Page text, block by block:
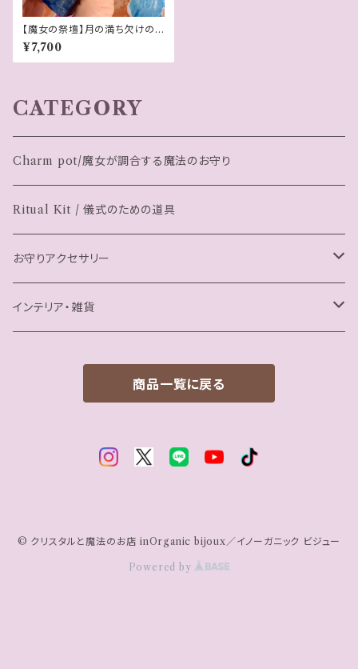
【魔女の祭壇】月の満ち欠けのソ
ーダライト ポイントタワー B
¥7,700
CATEGORY
Charm pot/魔女が調合する魔法のお守り
Ritual Kit / 儀式のための道具
お守りアクセサリー
ブレスレット
インテリア・雑貨
魔女の魔法アイテム
STEP1｜空間を守る・整える
STEP3｜直感力を高める
商品一覧に戻る
© クリスタルと魔法のお店 inOrganic bijoux／イノーガニック ビジュー
Powered by